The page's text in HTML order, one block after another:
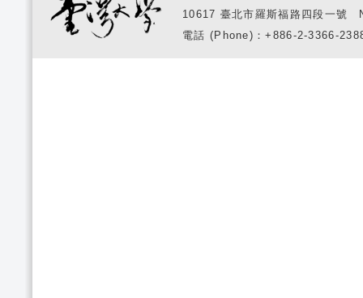
10617 臺北市羅斯福路四段一
電話 (Phone)：+886-2-3366-